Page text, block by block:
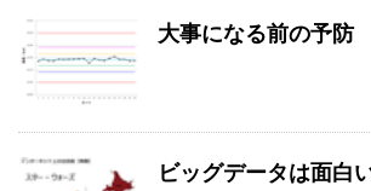
大事になる前の予防
ビッグデータは面白